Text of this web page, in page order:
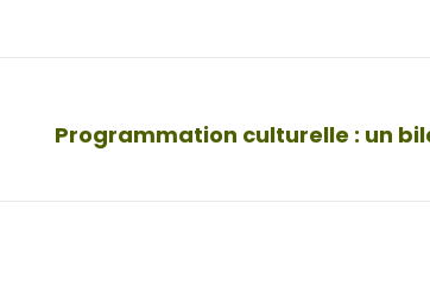
OngletProgrammation culturelle : un